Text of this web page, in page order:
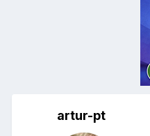
artur-pt